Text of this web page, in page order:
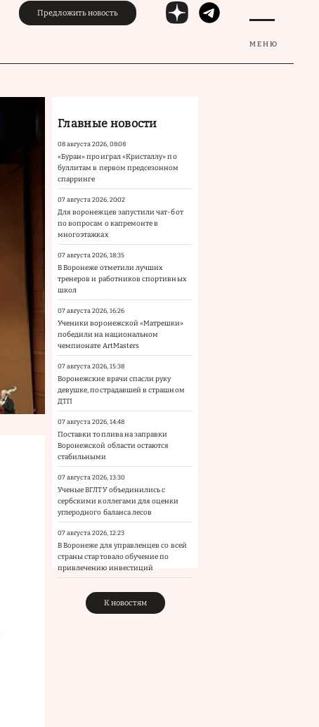
МЕНЮ
Предложить новость
Главные новости
08 августа 2026, 08:08
«Буран» проиграл «Кристаллу» по
буллитам в первом предсезонном
спарринге
07 августа 2026, 20:02
Для воронежцев запустили чат-бот
по вопросам о капремонте в
многоэтажках
07 августа 2026, 18:35
В Воронеже отметили лучших
тренеров и работников спортивных
школ
07 августа 2026, 16:26
Ученики воронежской «Матрешки»
победили на национальном
чемпионате ArtMasters
07 августа 2026, 15:38
Воронежские врачи спасли руку
девушке, пострадавшей в страшном
ДТП
07 августа 2026, 14:48
Поставки топлива на заправки
Воронежской области остаются
стабильными
07 августа 2026, 13:30
Ученые ВГЛТУ объединились с
сербскими коллегами для оценки
углеродного баланса лесов
07 августа 2026, 12:23
В Воронеже для управленцев со всей
страны стартовало обучение по
привлечению инвестиций
К новостям